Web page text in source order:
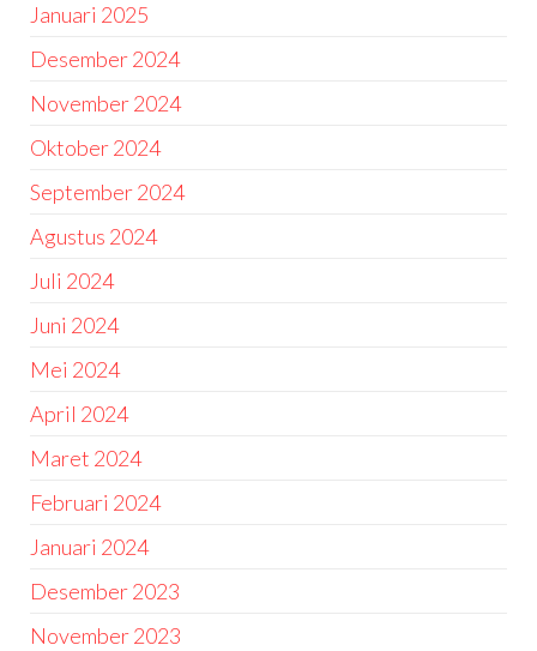
Januari 2025
Desember 2024
November 2024
Oktober 2024
September 2024
Agustus 2024
Juli 2024
Juni 2024
Mei 2024
April 2024
Maret 2024
Februari 2024
Januari 2024
Desember 2023
November 2023